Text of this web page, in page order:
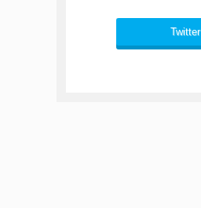
Twitter